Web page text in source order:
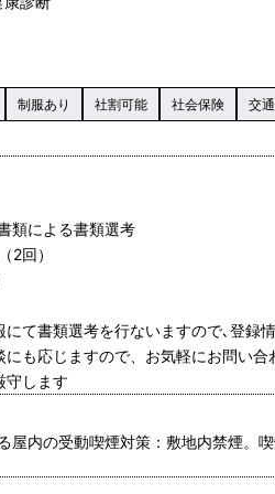
制服あり 社割可能 社会保険 交
類による書類選考
2回）
て書類選考を行ないますので､登録
にも応じますので、お気軽にお問い合
守します
屋内の受動喫煙対策：敷地内禁煙。